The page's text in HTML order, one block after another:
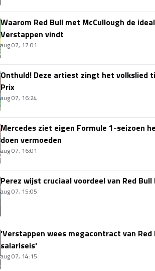
Waarom Red Bull met McCullough de
Verstappen vindt
aug 07, 17:01
Onthuld! Deze artiest zingt het volkslied
Prix
aug 07, 16:24
Mercedes ziet eigen Formule 1-seizoen
doen vermoeden
aug 07, 16:01
Perez wijst cruciaal voordeel van Red Bull
aug 07, 15:05
'Verstappen wees megacontract van
salariseis'
aug 07, 14:15